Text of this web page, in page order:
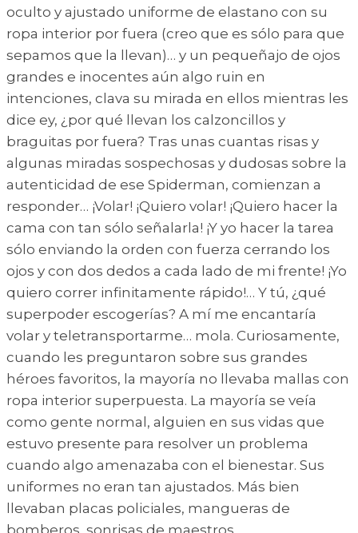
oculto y ajustado uniforme de elastano con su
ropa interior por fuera (creo que es sólo para que
sepamos que la llevan)… y un pequeñajo de ojos
grandes e inocentes aún algo ruin en
intenciones, clava su mirada en ellos mientras les
dice ey, ¿por qué llevan los calzoncillos y
braguitas por fuera? Tras unas cuantas risas y
algunas miradas sospechosas y dudosas sobre la
autenticidad de ese Spiderman, comienzan a
responder… ¡Volar! ¡Quiero volar! ¡Quiero hacer la
cama con tan sólo señalarla! ¡Y yo hacer la tarea
sólo enviando la orden con fuerza cerrando los
ojos y con dos dedos a cada lado de mi frente! ¡Yo
quiero correr infinitamente rápido!… Y tú, ¿qué
superpoder escogerías? A mí me encantaría
volar y teletransportarme… mola. Curiosamente,
cuando les preguntaron sobre sus grandes
héroes favoritos, la mayoría no llevaba mallas con
ropa interior superpuesta. La mayoría se veía
como gente normal, alguien en sus vidas que
estuvo presente para resolver un problema
cuando algo amenazaba con el bienestar. Sus
uniformes no eran tan ajustados. Más bien
llevaban placas policiales, mangueras de
bomberos, sonrisas de maestros,